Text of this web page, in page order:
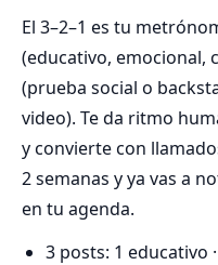
El 3–2–1 es tu
(educativo, emocional,
(prueba social o
video). Te da ritmo
y convierte con
2 semanas y ya vas a
en tu agenda.
3 posts: 1 educativo